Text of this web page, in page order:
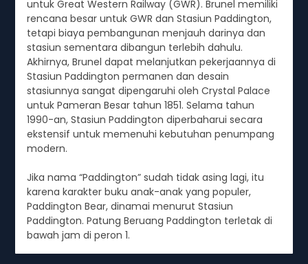
untuk Great Western Railway (GWR). Brunel memiliki
rencana besar untuk GWR dan Stasiun Paddington,
tetapi biaya pembangunan menjauh darinya dan
stasiun sementara dibangun terlebih dahulu.
Akhirnya, Brunel dapat melanjutkan pekerjaannya di
Stasiun Paddington permanen dan desain
stasiunnya sangat dipengaruhi oleh Crystal Palace
untuk Pameran Besar tahun 1851. Selama tahun
1990-an, Stasiun Paddington diperbaharui secara
ekstensif untuk memenuhi kebutuhan penumpang
modern.
Jika nama “Paddington” sudah tidak asing lagi, itu
karena karakter buku anak-anak yang populer,
Paddington Bear, dinamai menurut Stasiun
Paddington. Patung Beruang Paddington terletak di
bawah jam di peron 1.